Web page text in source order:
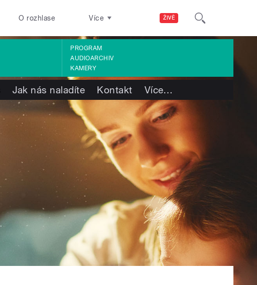
ŽIVĚ
O rozhlase Více
PROGRAM
AUDIOARCHIV
KAMERY
Jak nás naladíte Kontakt Více…